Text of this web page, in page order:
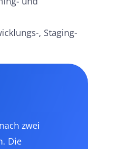
, Staging-
zwei
Die